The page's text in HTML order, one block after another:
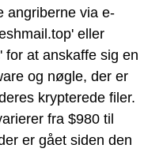
angriberne via e-
eller
for at anskaffe sig en
og nøgle, der er
krypterede filer.
fra $980 til
er gået siden den